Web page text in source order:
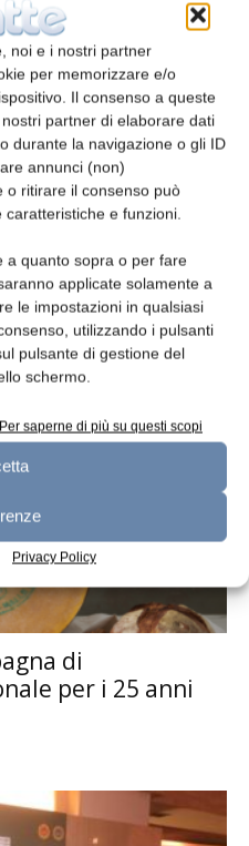
noi e i nostri partner
per memorizzare e/o
Il consenso a queste
partner di elaborare dati
durante la navigazione o gli ID
annunci (non)
o ritirare il consenso può
e funzioni.
a quanto sopra o per fare
applicate solamente a
le impostazioni in qualsiasi
utilizzando i pulsanti
pulsante di gestione del
schermo.
Per saperne di più su questi scopi
Privacy Policy
al
di
per i 25 anni